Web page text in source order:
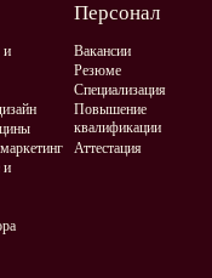
и
и
Персонал
Вакансии
Резюме
Специализация
Повышение
квалификации
Аттестация